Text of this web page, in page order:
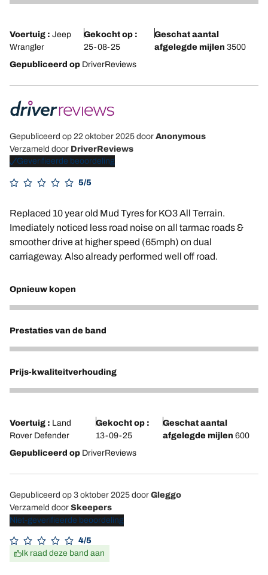
5
Voertuig : Jeep
Wrangler
Gekocht op :
25-08-25
Geschat aantal
afgelegde mijlen 3500
Gepubliceerd op DriverReviews
Gepubliceerd op 22 oktober 2025 door Anonymous
Verzameld door DriverReviews
Geverifieerde beoordeling
5/5
Replaced 10 year old Mud Tyres for KO3 All Terrain.
Imediately noticed less road noise on all tarmac roads &
smoother drive at higher speed (65mph) on dual
carriageway. Also already performed well off road.
Opnieuw kopen
5
Prestaties van de band
5
Prijs-kwaliteitverhouding
4
Voertuig : Land
Rover Defender
Gekocht op :
13-09-25
Geschat aantal
afgelegde mijlen 600
Gepubliceerd op DriverReviews
Gepubliceerd op 3 oktober 2025 door Gleggo
Verzameld door Skeepers
Niet-geverifieerde beoordeling
4/5
Ik raad deze band aan